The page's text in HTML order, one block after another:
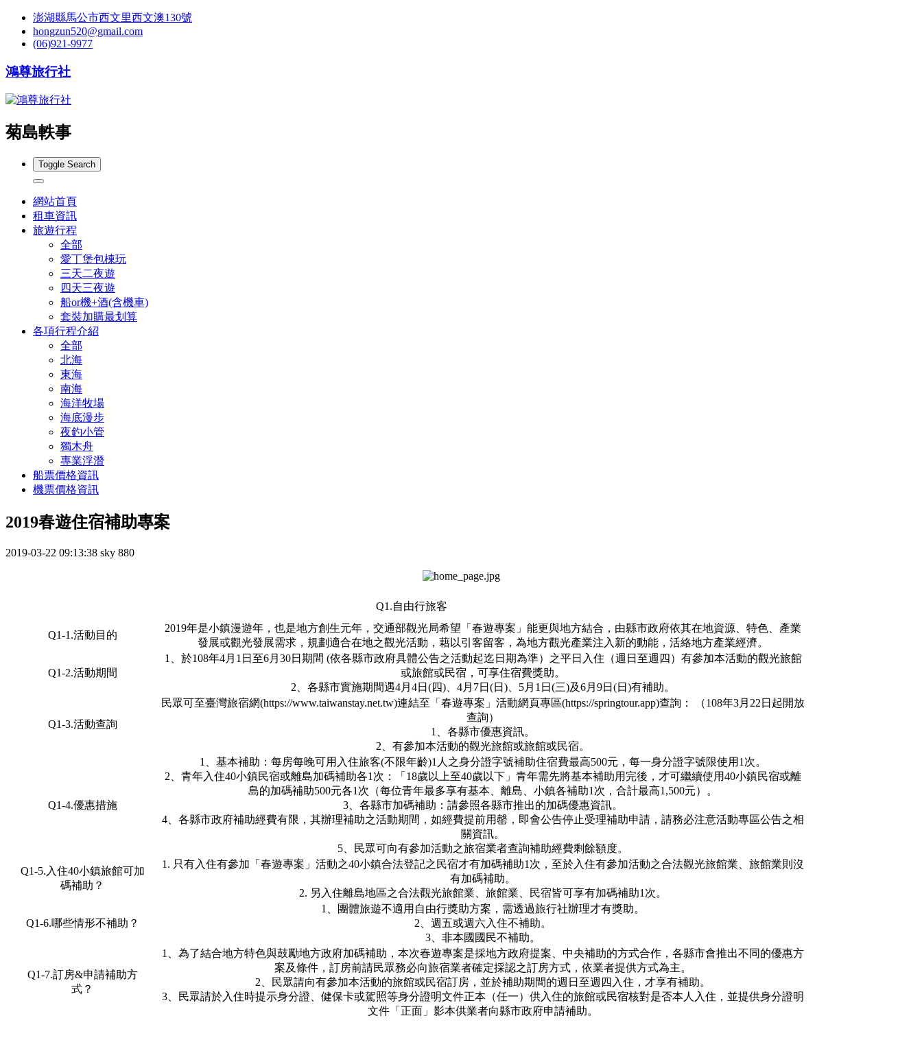
澎湖縣馬公市西文里西文澳130號
hongzun520@gmail.com
(06)921-9977
鴻尊旅行社
菊島軼事
Toggle Search
網站首頁
租車資訊
旅遊行程
全部
愛丁堡包棟玩
三天二夜遊
四天三夜遊
船or機+酒(含機車)
套裝加購最划算
各項行程介紹
全部
北海
東海
南海
海洋牧場
海底漫步
夜釣小管
獨木舟
專業浮潛
船票價格資訊
機票價格資訊
2019春遊住宿補助專案
2019-03-22 09:13:38 sky 880
Q1.自由行旅客
Q1-1.活動目的
2019年是小鎮漫遊年，也是地方創生元年，交通部觀光局希望「春遊專案」能更與地方結合，由縣市政府依其在地資源、特色、產業
發展或觀光發展需求，規劃適合在地之觀光活動，藉以引客留客，為地方觀光產業注入新的動能，活絡地方產業經濟。
Q1-2.活動期間
1、於108年4月1日至6月30日期間 (依各縣市政府具體公告之活動起迄日期為準）之平日入住（週日至週四）有參加本活動的觀光旅館
或旅館或民宿，可享住宿費獎助。
2、各縣市實施期間遇4月4日(四)、4月7日(日)、5月1日(三)及6月9日(日)有補助。
Q1-3.活動查詢
民眾可至臺灣旅宿網(https://www.taiwanstay.net.tw)連結至「春遊專案」活動網頁專區(https://springtour.app)查詢： （108年3月22日起開放
查詢）
1、各縣市優惠資訊。
2、有參加本活動的觀光旅館或旅館或民宿。
Q1-4.優惠措施
1、基本補助：每房每晚可用入住旅客(不限年齡)1人之身分證字號補助住宿費最高500元，每一身分證字號限使用1次。
2、青年入住40小鎮民宿或離島加碼補助各1次：「18歲以上至40歲以下」青年需先將基本補助用完後，才可繼續使用40小鎮民宿或離
島的加碼補助500元各1次（每位青年最多享有基本、離島、小鎮各補助1次，合計最高1,500元）。
3、各縣市加碼補助：請參照各縣市推出的加碼優惠資訊。
4、各縣市政府補助經費有限，其辦理補助之活動期間，如經費提前用罄，即會公告停止受理補助申請，請務必注意活動專區公告之相
關資訊。
5、民眾可向有參加活動之旅宿業者查詢補助經費剩餘額度。
Q1-5.入住40小鎮旅館可加
碼補助？
1. 只有入住有參加「春遊專案」活動之40小鎮合法登記之民宿才有加碼補助1次，至於入住有參加活動之合法觀光旅館業、旅館業則沒
有加碼補助。
2. 另入住離島地區之合法觀光旅館業、旅館業、民宿皆可享有加碼補助1次。
Q1-6.哪些情形不補助？
1、團體旅遊不適用自由行獎助方案，需透過旅行社辦理才有獎助。
2、週五或週六入住不補助。
3、非本國國民不補助。
Q1-7.訂房&申請補助方
式？
1、為了結合地方特色與鼓勵地方政府加碼補助，本次春遊專案是採地方政府提案、中央補助的方式合作，各縣市會推出不同的優惠方
案及條件，訂房前請民眾務必向旅宿業者確定採認之訂房方式，依業者提供方式為主。
2、民眾請向有參加本活動的旅館或民宿訂房，並於補助期間的週日至週四入住，才享有補助。
3、民眾請於入住時提示身分證、健保卡或駕照等身分證明文件正本（任一）供入住的旅館或民宿核對是否本人入住，並提供身分證明
文件「正面」影本供業者向縣市政府申請補助。